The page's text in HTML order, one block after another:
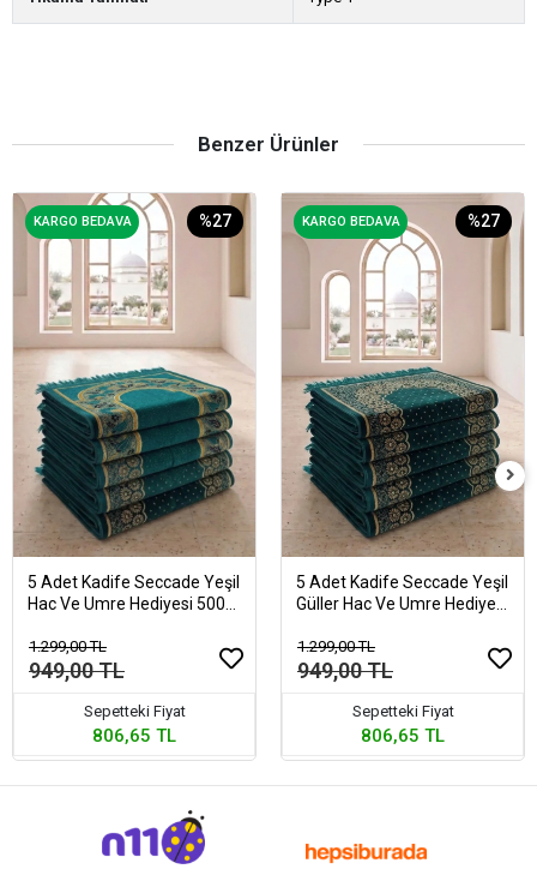
Benzer Ürünler
KARGO BEDAVA %27
5 Adet Kadife Seccade Yeşil
Hac Ve Umre Hediyesi 500
1.299,00 TL
949,00 TL
Sepetteki Fiyat
806,65 TL
KARGO BEDAVA %27
5 Adet Kadife Seccade Yeşil
Güller Hac Ve Umre Hediyesi
1.299,00 TL
949,00 TL
Sepetteki Fiyat
806,65 TL